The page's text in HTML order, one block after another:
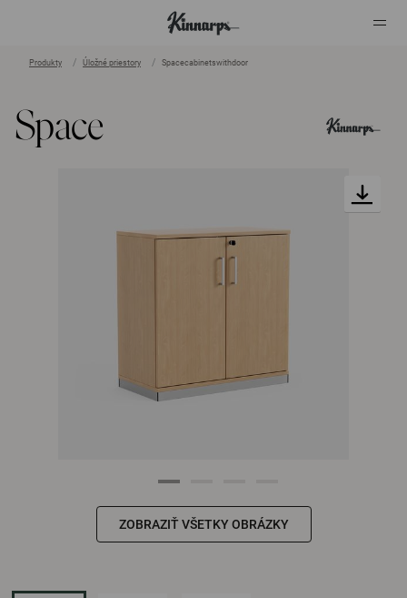
Produkty Úložné priestory Spacecabinetswithdoor
Space
ZOBRAZIŤ VŠETKY OBRÁZKY